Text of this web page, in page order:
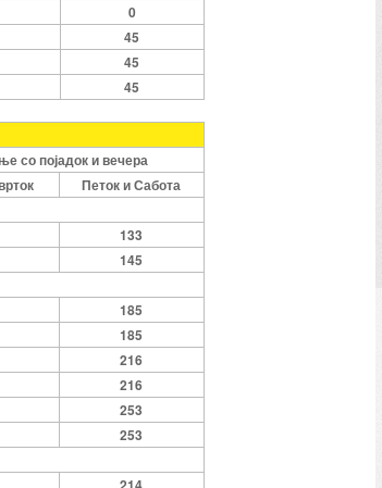
0
45
45
45
со појадок и вечера
Петок и Сабота
133
145
185
185
216
216
253
253